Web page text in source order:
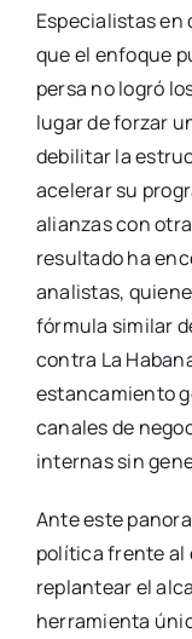
Especialistas
que el enfoque
persa no logró
lugar de forzar
debilitar la
acelerar su
alianzas con
resultado ha
analistas,
fórmula similar
contra La
estancamiento
canales de
internas sin
Ante este
política frente al
replantear el
herramienta